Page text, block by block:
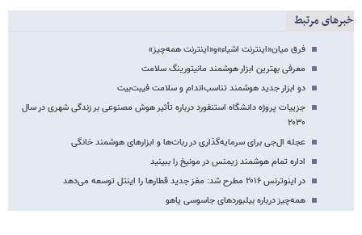
خبرهای مرتبط
فرق میان«اینترنت اشیاء»و«اینترنت همه‌چیز»
معرفی بهترین ابزار هوشمند مانیتورینگ سلامت
دو ابزار جدید هوشمند تناسب‌اندام و سلامت فیبت‌بیت
جزییات پروژه دانشگاه استنفورد درباره تأثیر هوش مصنوعی بر زندگی شهری در سال
۲۰۳۰
عجله ال‌جی برای سرمایه‌گذاری در ربات‌ها و ابزارهای هوشمند خانگی
اداره تمام هوشمند زیمنس در مونیخ را ببینید
در اینوترنس ۲۰۱۶ مطرح شد: مغز جدید قطارها را اینتل توسعه می‌دهد
همه‌چیز درباره بیلبوردهای جاسوسی یاهو